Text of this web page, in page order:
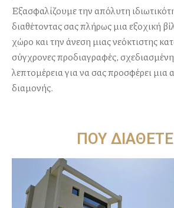
Εξασφαλίζουμε την απόλυτη
διαθέτοντας σας πλήρως μια εξοχική
χώρο και την άνεση μιας νεόκτιστης
σύγχρονες προδιαγραφές,
λεπτομέρεια για να σας προσφέρει μια
διαμονής.
ΠΟΥ